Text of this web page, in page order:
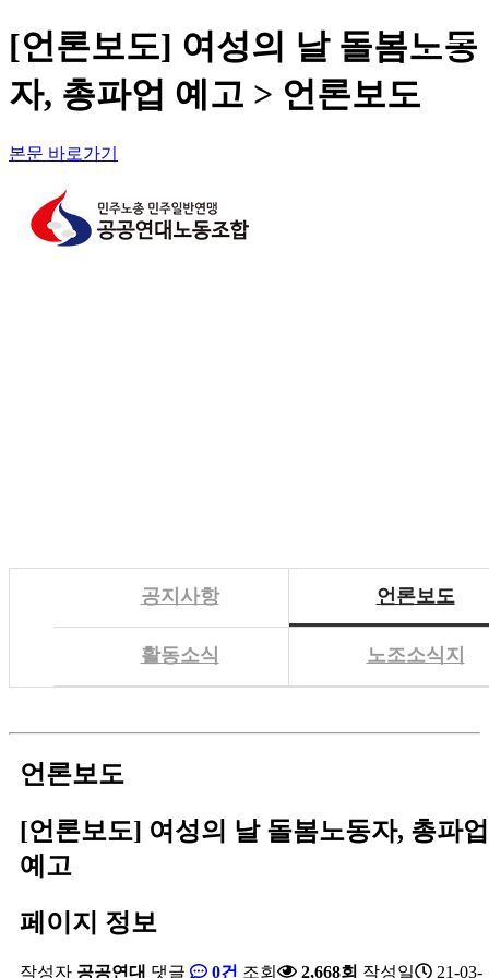
[언론보도] 여성의 날 돌봄노동
자, 총파업 예고 > 언론보도
본문 바로가기
공지사항 언론보도
활동소식 노조소식지
언론보도
[언론보도] 여성의 날 돌봄노동자, 총파업
예고
페이지 정보
작성자 공공연대 댓글 0건 조회 2,668회 작성일
21-03-